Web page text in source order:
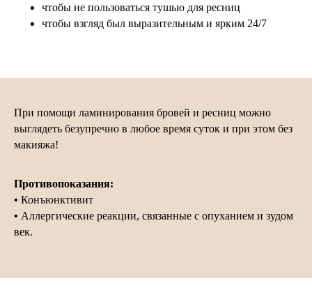
чтобы не пользоваться тушью для ресниц
чтобы взгляд был выразительным и ярким 24/7
При помощи ламинирования бровей и ресниц можно
выглядеть безупречно в любое время суток и при этом без
макияжа!
Противопоказания:
• Конъюнктивит
• Аллергические реакции, связанные с опуханием и зудом
век.